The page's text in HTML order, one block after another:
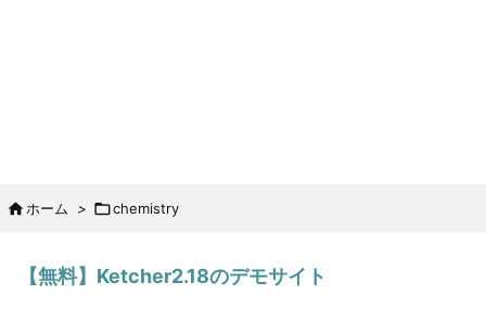
 ホーム > chemistry
【無料】Ketcher2.18のデモサイト